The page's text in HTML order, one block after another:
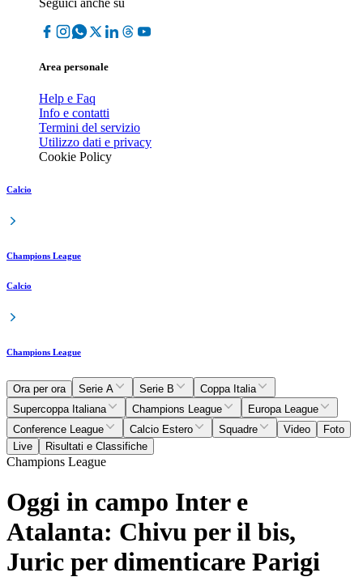
Seguici anche su
Area personale
Help e Faq
Info e contatti
Termini del servizio
Utilizzo dati e privacy
Cookie Policy
Calcio
Champions League
Calcio
Champions League
Ora per ora Serie A Serie B
Coppa Italia
Supercoppa Italiana
Champions League
Europa League
Conference League
Calcio Estero Squadre Video
Foto
Live
Risultati e Classifiche
Champions League
Oggi in campo Inter e
Atalanta: Chivu per il bis,
Juric per dimenticare Parigi